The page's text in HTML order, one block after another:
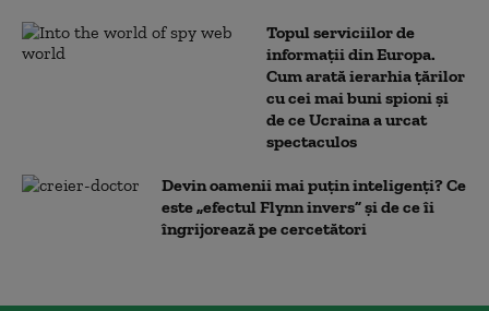
Topul serviciilor de
informații din Europa.
Cum arată ierarhia țărilor
cu cei mai buni spioni și
de ce Ucraina a urcat
spectaculos
Devin oamenii mai puțin inteligenți? Ce
este „efectul Flynn invers” și de ce îi
îngrijorează pe cercetători